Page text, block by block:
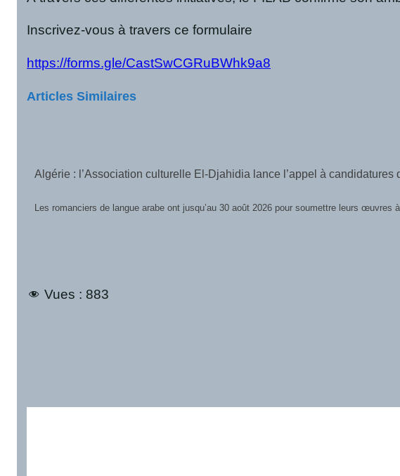
Inscrivez-vous à travers ce formulaire
https://forms.gle/CastSwCGRuBWhk9a8
Articles Similaires
Le FILAB 2026 lance son Grand Prix international de Slam autour de la
Le Festival International du Livre et des Arts Assimilés du Bénin (FILAB) ouvre
Vues : 883